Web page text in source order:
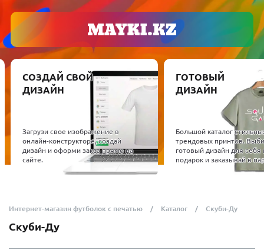
СОЗДАЙ СВОЙ
ДИЗАЙН
Загрузи свое изображение в
онлайн-конструкторе, создай
дизайн и оформи заказ прямо на
сайте.
ГОТОВЫЙ
ДИЗАЙН
Большой каталог
трендовых принтов.
готовый дизайн для себя
подарок и заказывай в
Интернет-магазин футболок с печатью Каталог Скуби-Ду
Скуби-Ду